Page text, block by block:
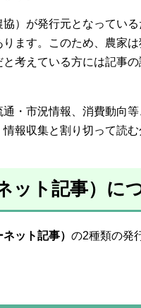
）が発行元となってい
ます。このため、農家
考えている方には記事
・市況情報、消費動向等
情報収集と割り切って読む
ット記事）に
ット記事） の2種類の発